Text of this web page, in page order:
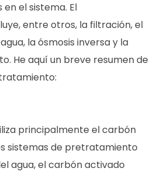
el sistema. El
entre otros, la filtración, el
la ósmosis inversa y la
He aquí un breve resumen de
principalmente el carbón
sistemas de pretratamiento
agua, el carbón activado